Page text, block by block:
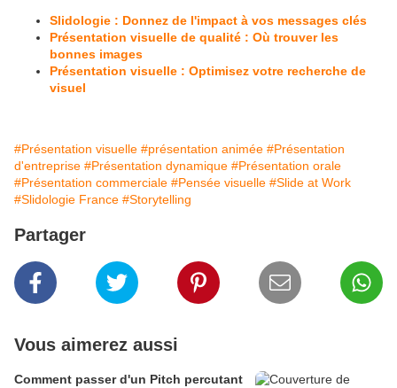
Slidologie : Donnez de l'impact à vos messages clés
Présentation visuelle de qualité : Où trouver les
bonnes images
Présentation visuelle : Optimisez votre recherche de
visuel
#Présentation visuelle #présentation animée #Présentation
d'entreprise #Présentation dynamique #Présentation orale
#Présentation commerciale #Pensée visuelle #Slide at Work
#Slidologie France #Storytelling
Partager
Vous aimerez aussi
Comment passer d'un Pitch percutant